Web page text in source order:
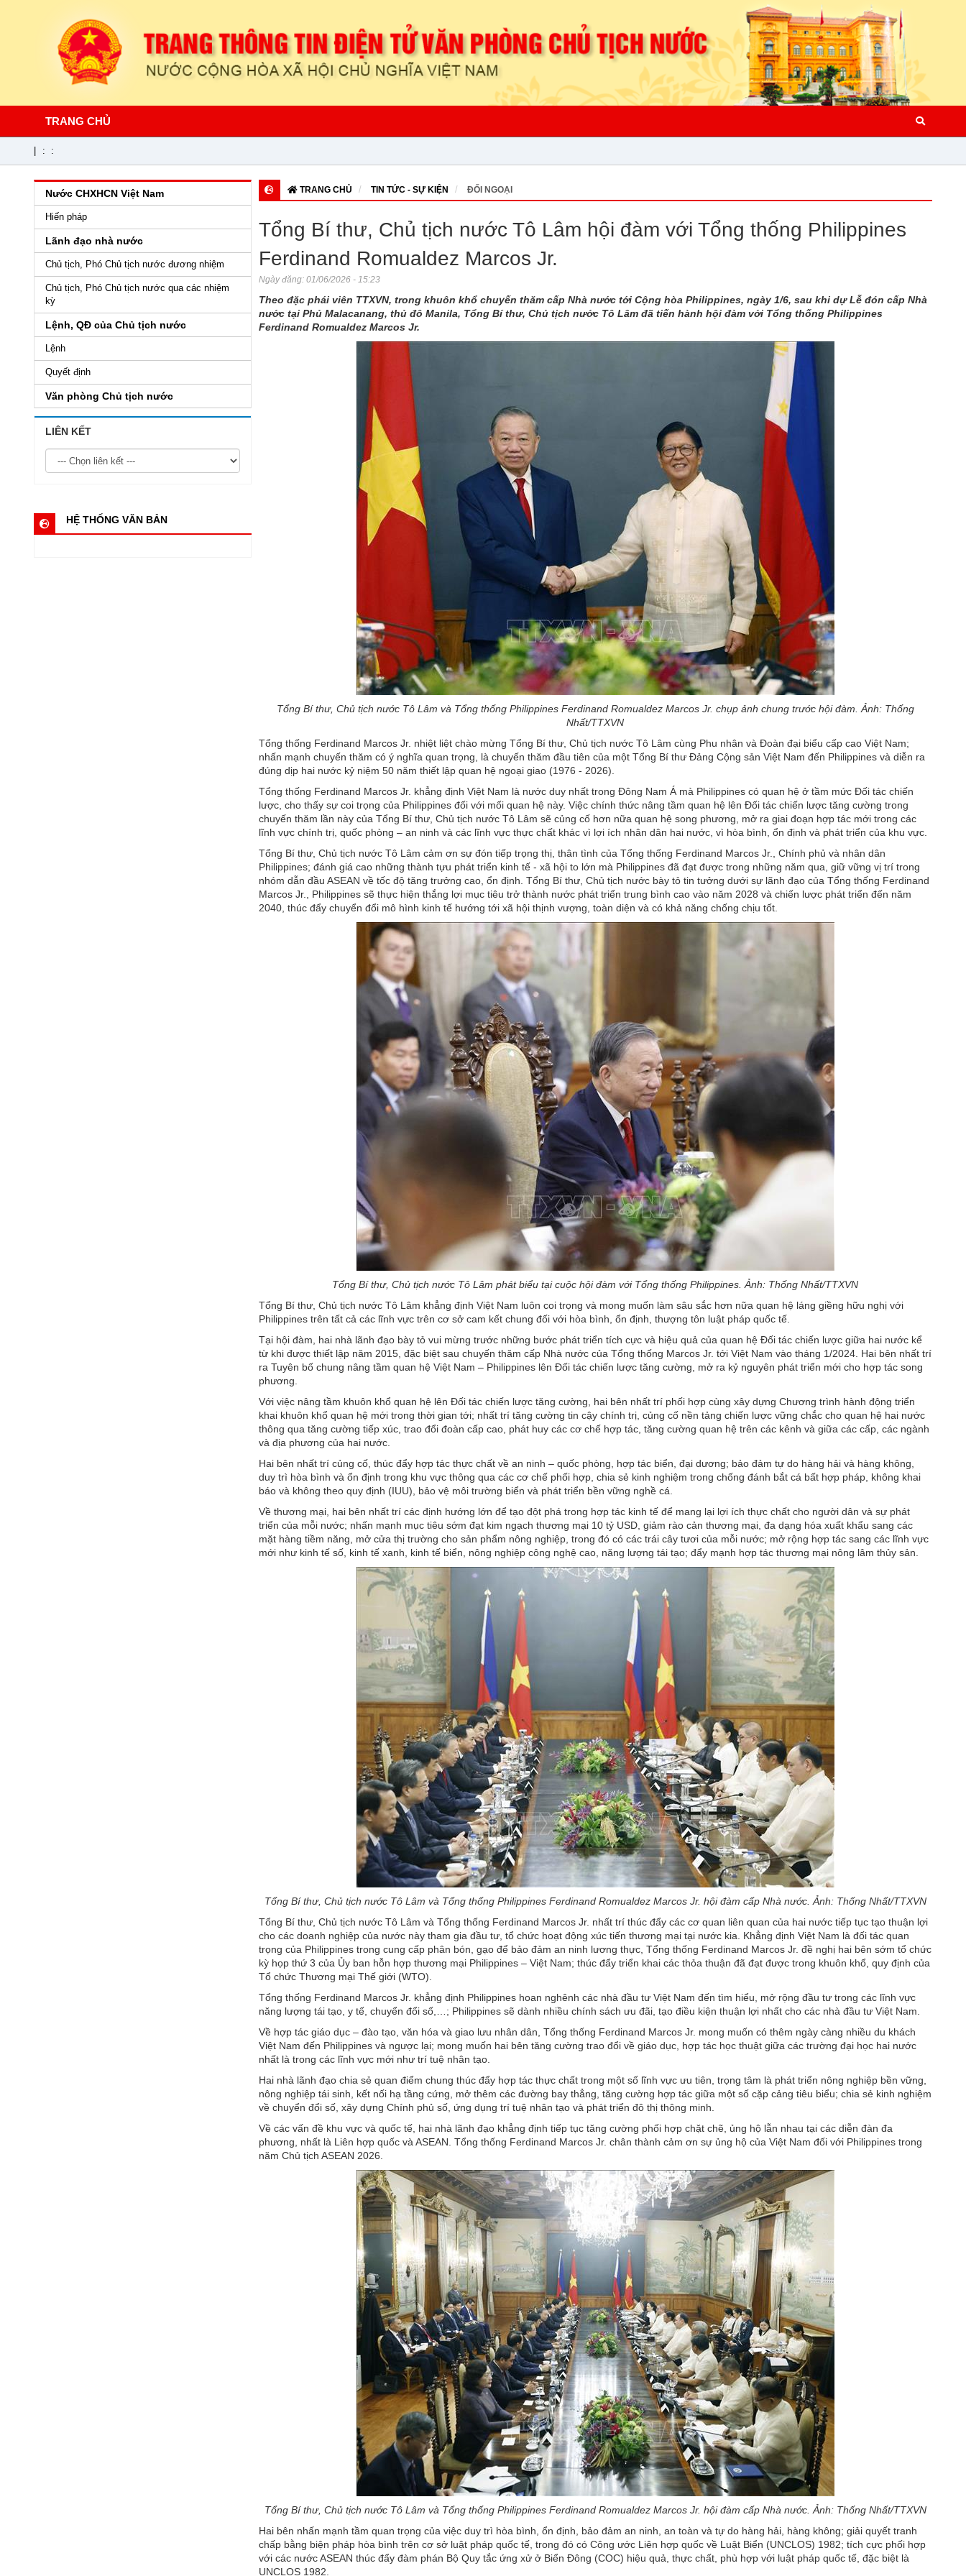
TRANG CHỦ
: :
TRANG CHỦ TIN TỨC - SỰ KIỆN ĐỐI NGOẠI
Tổng Bí thư, Chủ tịch nước Tô Lâm hội đàm với Tổng thống Philippines
Ferdinand Romualdez Marcos Jr.
Ngày đăng:01/06/2026 - 15:23
Theo đặc phái viên TTXVN, trong khuôn khổ chuyến thăm cấp Nhà nước tới Cộng hòa Philippines, ngày 1/6, sau khi dự Lễ đón cấp Nhà
nước tại Phủ Malacanang, thủ đô Manila, Tổng Bí thư, Chủ tịch nước Tô Lâm đã tiến hành hội đàm với Tổng thống Philippines
Ferdinand Romualdez Marcos Jr.
Tổng Bí thư, Chủ tịch nước Tô Lâm và Tổng thống Philippines Ferdinand Romualdez Marcos Jr. chụp ảnh chung trước hội đàm. Ảnh: Thống
Nhất/TTXVN
Tổng thống Ferdinand Marcos Jr. nhiệt liệt chào mừng Tổng Bí thư, Chủ tịch nước Tô Lâm cùng Phu nhân và Đoàn đại biểu cấp cao Việt Nam;
nhấn mạnh chuyến thăm có ý nghĩa quan trọng, là chuyến thăm đầu tiên của một Tổng Bí thư Đảng Cộng sản Việt Nam đến Philippines và diễn ra
đúng dịp hai nước kỷ niệm 50 năm thiết lập quan hệ ngoại giao (1976 - 2026).
Tổng thống Ferdinand Marcos Jr. khẳng định Việt Nam là nước duy nhất trong Đông Nam Á mà Philippines có quan hệ ở tầm mức Đối tác chiến
lược, cho thấy sự coi trọng của Philippines đối với mối quan hệ này. Việc chính thức nâng tầm quan hệ lên Đối tác chiến lược tăng cường trong
chuyến thăm lần này của Tổng Bí thư, Chủ tịch nước Tô Lâm sẽ củng cố hơn nữa quan hệ song phương, mở ra giai đoạn hợp tác mới trong các
lĩnh vực chính trị, quốc phòng – an ninh và các lĩnh vực thực chất khác vì lợi ích nhân dân hai nước, vì hòa bình, ổn định và phát triển của khu vực.
Tổng Bí thư, Chủ tịch nước Tô Lâm cảm ơn sự đón tiếp trọng thị, thân tình của Tổng thống Ferdinand Marcos Jr., Chính phủ và nhân dân
Philippines; đánh giá cao những thành tựu phát triển kinh tế - xã hội to lớn mà Philippines đã đạt được trong những năm qua, giữ vững vị trí trong
nhóm dẫn đầu ASEAN về tốc độ tăng trưởng cao, ổn định. Tổng Bí thư, Chủ tịch nước bày tỏ tin tưởng dưới sự lãnh đạo của Tổng thống Ferdinand
Marcos Jr., Philippines sẽ thực hiện thắng lợi mục tiêu trở thành nước phát triển trung bình cao vào năm 2028 và chiến lược phát triển đến năm
2040, thúc đẩy chuyển đổi mô hình kinh tế hướng tới xã hội thịnh vượng, toàn diện và có khả năng chống chịu tốt.
Tổng Bí thư, Chủ tịch nước Tô Lâm phát biểu tại cuộc hội đàm với Tổng thống Philippines. Ảnh: Thống Nhất/TTXVN
Tổng Bí thư, Chủ tịch nước Tô Lâm khẳng định Việt Nam luôn coi trọng và mong muốn làm sâu sắc hơn nữa quan hệ láng giềng hữu nghị với
Philippines trên tất cả các lĩnh vực trên cơ sở cam kết chung đối với hòa bình, ổn định, thượng tôn luật pháp quốc tế.
Tại hội đàm, hai nhà lãnh đạo bày tỏ vui mừng trước những bước phát triển tích cực và hiệu quả của quan hệ Đối tác chiến lược giữa hai nước kể
từ khi được thiết lập năm 2015, đặc biệt sau chuyến thăm cấp Nhà nước của Tổng thống Marcos Jr. tới Việt Nam vào tháng 1/2024. Hai bên nhất trí
ra Tuyên bố chung nâng tầm quan hệ Việt Nam – Philippines lên Đối tác chiến lược tăng cường, mở ra kỷ nguyên phát triển mới cho hợp tác song
phương.
Với việc nâng tầm khuôn khổ quan hệ lên Đối tác chiến lược tăng cường, hai bên nhất trí phối hợp cùng xây dựng Chương trình hành động triển
khai khuôn khổ quan hệ mới trong thời gian tới; nhất trí tăng cường tin cậy chính trị, củng cố nền tảng chiến lược vững chắc cho quan hệ hai nước
thông qua tăng cường tiếp xúc, trao đổi đoàn cấp cao, phát huy các cơ chế hợp tác, tăng cường quan hệ trên các kênh và giữa các cấp, các ngành
và địa phương của hai nước.
Hai bên nhất trí củng cố, thúc đẩy hợp tác thực chất về an ninh – quốc phòng, hợp tác biển, đại dương; bảo đảm tự do hàng hải và hàng không,
duy trì hòa bình và ổn định trong khu vực thông qua các cơ chế phối hợp, chia sẻ kinh nghiệm trong chống đánh bắt cá bất hợp pháp, không khai
báo và không theo quy định (IUU), bảo vệ môi trường biển và phát triển bền vững nghề cá.
Về thương mại, hai bên nhất trí các định hướng lớn để tạo đột phá trong hợp tác kinh tế để mang lại lợi ích thực chất cho người dân và sự phát
triển của mỗi nước; nhấn mạnh mục tiêu sớm đạt kim ngạch thương mại 10 tỷ USD, giảm rào cản thương mại, đa dạng hóa xuất khẩu sang các
mặt hàng tiềm năng, mở cửa thị trường cho sản phẩm nông nghiệp, trong đó có các trái cây tươi của mỗi nước; mở rộng hợp tác sang các lĩnh vực
mới như kinh tế số, kinh tế xanh, kinh tế biển, nông nghiệp công nghệ cao, năng lượng tái tạo; đẩy mạnh hợp tác thương mại nông lâm thủy sản.
Tổng Bí thư, Chủ tịch nước Tô Lâm và Tổng thống Philippines Ferdinand Romualdez Marcos Jr. hội đàm cấp Nhà nước. Ảnh: Thống Nhất/TTXVN
Tổng Bí thư, Chủ tịch nước Tô Lâm và Tổng thống Ferdinand Marcos Jr. nhất trí thúc đẩy các cơ quan liên quan của hai nước tiếp tục tạo thuận lợi
cho các doanh nghiệp của nước này tham gia đầu tư, tổ chức hoạt động xúc tiến thương mại tại nước kia. Khẳng định Việt Nam là đối tác quan
trọng của Philippines trong cung cấp phân bón, gạo để bảo đảm an ninh lương thực, Tổng thống Ferdinand Marcos Jr. đề nghị hai bên sớm tổ chức
kỳ họp thứ 3 của Ủy ban hỗn hợp thương mại Philippines – Việt Nam; thúc đẩy triển khai các thỏa thuận đã đạt được trong khuôn khổ, quy định của
Tổ chức Thương mại Thế giới (WTO).
Tổng thống Ferdinand Marcos Jr. khẳng định Philippines hoan nghênh các nhà đầu tư Việt Nam đến tìm hiểu, mở rộng đầu tư trong các lĩnh vực
năng lượng tái tạo, y tế, chuyển đổi số,…; Philippines sẽ dành nhiều chính sách ưu đãi, tạo điều kiện thuận lợi nhất cho các nhà đầu tư Việt Nam.
Về hợp tác giáo dục – đào tạo, văn hóa và giao lưu nhân dân, Tổng thống Ferdinand Marcos Jr. mong muốn có thêm ngày càng nhiều du khách
Việt Nam đến Philippines và ngược lại; mong muốn hai bên tăng cường trao đổi về giáo dục, hợp tác học thuật giữa các trường đại học hai nước
nhất là trong các lĩnh vực mới như trí tuệ nhân tạo.
Hai nhà lãnh đạo chia sẻ quan điểm chung thúc đẩy hợp tác thực chất trong một số lĩnh vực ưu tiên, trọng tâm là phát triển nông nghiệp bền vững,
nông nghiệp tái sinh, kết nối hạ tầng cứng, mở thêm các đường bay thẳng, tăng cường hợp tác giữa một số cặp cảng tiêu biểu; chia sẻ kinh nghiệm
về chuyển đổi số, xây dựng Chính phủ số, ứng dụng trí tuệ nhân tạo và phát triển đô thị thông minh.
Về các vấn đề khu vực và quốc tế, hai nhà lãnh đạo khẳng định tiếp tục tăng cường phối hợp chặt chẽ, ủng hộ lẫn nhau tại các diễn đàn đa
phương, nhất là Liên hợp quốc và ASEAN. Tổng thống Ferdinand Marcos Jr. chân thành cảm ơn sự ủng hộ của Việt Nam đối với Philippines trong
năm Chủ tịch ASEAN 2026.
Tổng Bí thư, Chủ tịch nước Tô Lâm và Tổng thống Philippines Ferdinand Romualdez Marcos Jr. hội đàm cấp Nhà nước. Ảnh: Thống Nhất/TTXVN
Hai bên nhấn mạnh tầm quan trọng của việc duy trì hòa bình, ổn định, bảo đảm an ninh, an toàn và tự do hàng hải, hàng không; giải quyết tranh
chấp bằng biện pháp hòa bình trên cơ sở luật pháp quốc tế, trong đó có Công ước Liên hợp quốc về Luật Biển (UNCLOS) 1982; tích cực phối hợp
với các nước ASEAN thúc đẩy đàm phán Bộ Quy tắc ứng xử ở Biển Đông (COC) hiệu quả, thực chất, phù hợp với luật pháp quốc tế, đặc biệt là
UNCLOS 1982.
Nước CHXHCN Việt Nam
Hiến pháp
Lãnh đạo nhà nước
Chủ tịch, Phó Chủ tịch nước đương nhiệm
Chủ tịch, Phó Chủ tịch nước qua các nhiệm
kỳ
Lệnh, QĐ của Chủ tịch nước
Lệnh
Quyết định
Văn phòng Chủ tịch nước
LIÊN KẾT
HỆ THỐNG VĂN BẢN